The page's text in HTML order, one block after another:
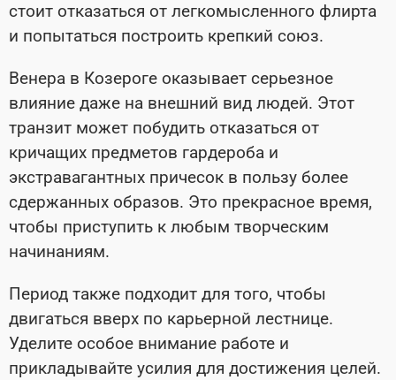
стоит отказаться от легкомысленного флирта
и попытаться построить крепкий союз.
Венера в Козероге оказывает серьезное
влияние даже на внешний вид людей. Этот
транзит может побудить отказаться от
кричащих предметов гардероба и
экстравагантных причесок в пользу более
сдержанных образов. Это прекрасное время,
чтобы приступить к любым творческим
начинаниям.
Период также подходит для того, чтобы
двигаться вверх по карьерной лестнице.
Уделите особое внимание работе и
прикладывайте усилия для достижения целей.